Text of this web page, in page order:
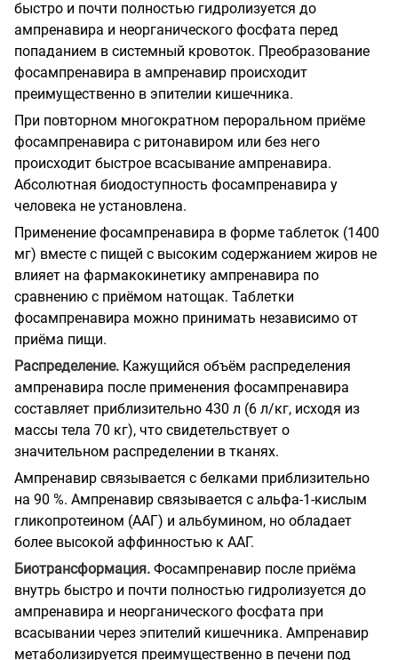
быстро и почти полностью гидролизуется до
ампренавира и неорганического фосфата перед
попаданием в системный кровоток. Преобразование
фосампренавира в ампренавир происходит
преимущественно в эпителии кишечника.
При повторном многократном пероральном приёме
фосампренавира с ритонавиром или без него
происходит быстрое всасывание ампренавира.
Абсолютная биодоступность фосампренавира у
человека не установлена.
Применение фосампренавира в форме таблеток (1400
мг) вместе с пищей с высоким содержанием жиров не
влияет на фармакокинетику ампренавира по
сравнению с приёмом натощак. Таблетки
фосампренавира можно принимать независимо от
приёма пищи.
Распределение. Кажущийся объём распределения
ампренавира после применения фосампренавира
составляет приблизительно 430 л (6 л/кг, исходя из
массы тела 70 кг), что свидетельствует о
значительном распределении в тканях.
Ампренавир связывается с белками приблизительно
на 90 %. Ампренавир связывается с альфа-1-кислым
гликопротеином (ААГ) и альбумином, но обладает
более высокой аффинностью к ААГ.
Биотрансформация. Фосампренавир после приёма
внутрь быстро и почти полностью гидролизуется до
ампренавира и неорганического фосфата при
всасывании через эпителий кишечника. Ампренавир
метаболизируется преимущественно в печени под